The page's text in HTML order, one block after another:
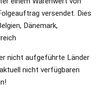
versendet. Dies
Dänemark,
nicht aufgeführte Länder
nicht verfügbaren